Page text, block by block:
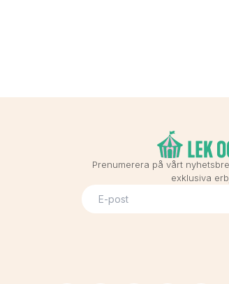
Prenumerera på vårt
exklusiva